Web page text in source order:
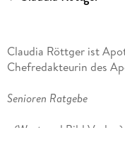
Claudia Röttger ist
Chefredakteurin des
Senioren Ratgebe
r (Wort und Bild